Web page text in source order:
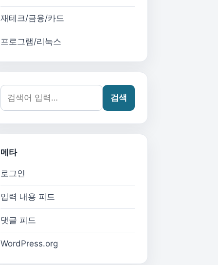
재테크/금융/카드
프로그램/리눅스
검색어:
검색
메타
로그인
입력 내용 피드
댓글 피드
WordPress.org